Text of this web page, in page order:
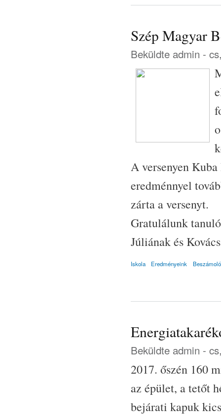
Szép Magyar
Beküldte admin -
A versenyen
eredménnyel
zárta a versenyt.
Gratulálunk
Júliának és
Iskola Eredményeink Beszámoló
Beküldte admin -
2017. őszén 160
az épület, a tetőt
bejárati kapuk